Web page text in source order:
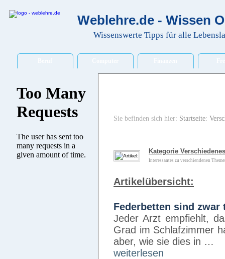
Weblehre.de - Wissen
Wissenswerte Tipps für alle
Sie befinden sich hier: Startseite:
Kategorie
Interessantes zu verschiendenen
Artikelübersicht:
Federbetten sind
Jeder Arzt empfiehlt,
Grad im Schlafzimmer
aber, wie sie dies in …
weiterlesen